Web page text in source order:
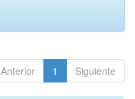
Anterior 1 Siguiente